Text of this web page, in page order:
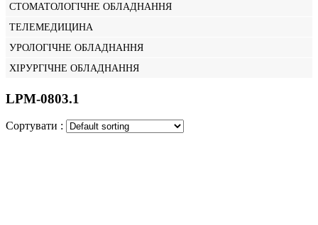
СТОМАТОЛОГІЧНЕ ОБЛАДНАННЯ
ТЕЛЕМЕДИЦИНА
УРОЛОГІЧНЕ ОБЛАДНАННЯ
ХІРУРГІЧНЕ ОБЛАДНАННЯ
LPM-0803.1
Сортувати :